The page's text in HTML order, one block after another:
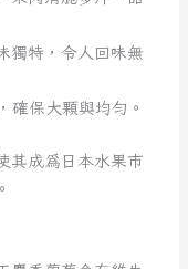
獨特，令人回味無
確保大顆與均勻。
其成為日本水果市